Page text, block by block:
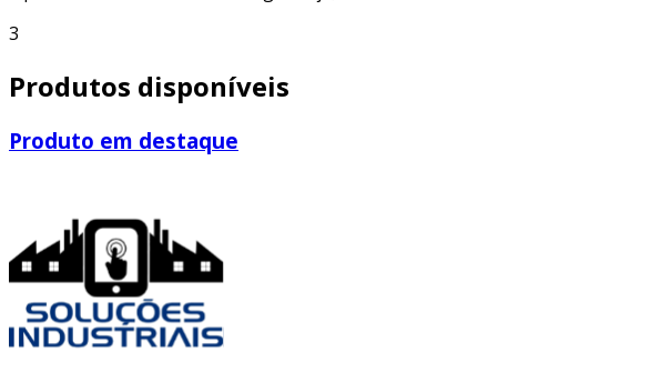
3
Produtos disponíveis
Produto em destaque